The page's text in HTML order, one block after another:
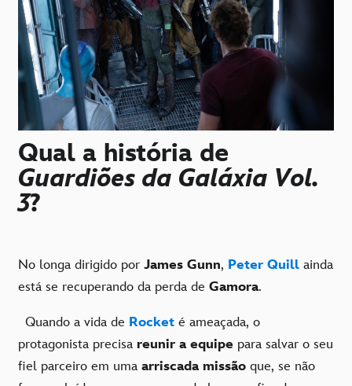
Qual a história de
Guardiões da Galáxia Vol.
3?
No longa dirigido por James Gunn, Peter Quill ainda
está se recuperando da perda de Gamora.
Quando a vida de Rocket é ameaçada, o
protagonista precisa reunir a equipe para salvar o seu
fiel parceiro em uma arriscada missão que, se não